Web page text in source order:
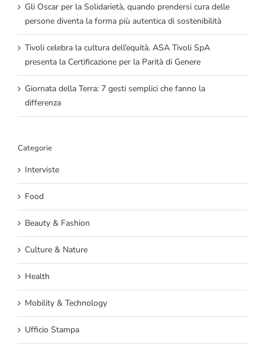
Gli Oscar per la Solidarietà, quando prendersi cura delle
persone diventa la forma più autentica di sostenibilità
Tivoli celebra la cultura dell’equità. ASA Tivoli SpA
presenta la Certificazione per la Parità di Genere
Giornata della Terra: 7 gesti semplici che fanno la
differenza
Categorie
Interviste
Food
Beauty & Fashion
Culture & Nature
Health
Mobility & Technology
Ufficio Stampa